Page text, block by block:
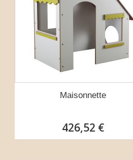
Maisonnette
426,52 €